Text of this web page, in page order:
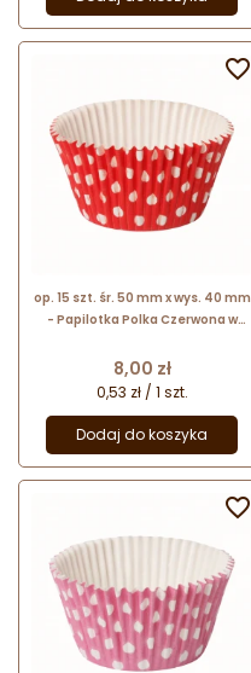
op. 15 szt. śr. 50 mm x wys. 40 mm
- Papilotka Polka Czerwona w
foremki do babeczek
Cena
8,00 zł
0,53 zł / 1 szt.
Dodaj do koszyka

